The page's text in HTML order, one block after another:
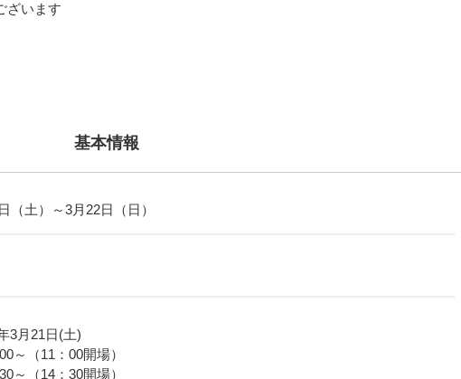
ざいます
基本情報
（土）～3月22日（日）
3月21日(土)
～（11：00開場）
～（14：30開場）